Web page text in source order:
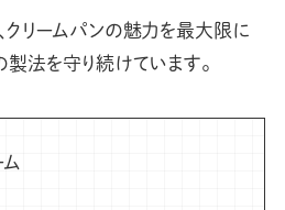
クリームパンの魅力を最大限に
製法を守り続けています。
ム